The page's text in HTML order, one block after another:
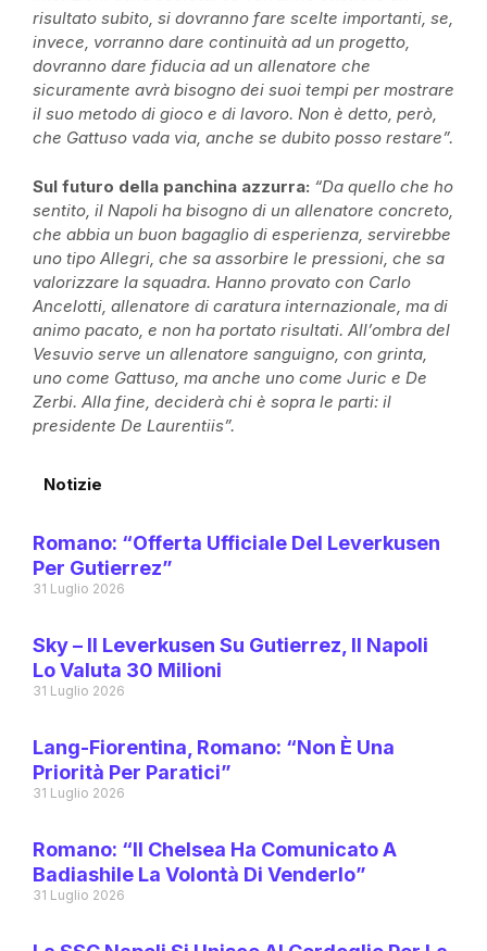
risultato subito, si dovranno fare scelte importanti, se,
invece, vorranno dare continuità ad un progetto,
dovranno dare fiducia ad un allenatore che
sicuramente avrà bisogno dei suoi tempi per mostrare
il suo metodo di gioco e di lavoro. Non è detto, però,
che Gattuso vada via, anche se dubito posso restare”.
Sul futuro della panchina azzurra: “Da quello che ho
sentito, il Napoli ha bisogno di un allenatore concreto,
che abbia un buon bagaglio di esperienza, servirebbe
uno tipo Allegri, che sa assorbire le pressioni, che sa
valorizzare la squadra. Hanno provato con Carlo
Ancelotti, allenatore di caratura internazionale, ma di
animo pacato, e non ha portato risultati. All’ombra del
Vesuvio serve un allenatore sanguigno, con grinta,
uno come Gattuso, ma anche uno come Juric e De
Zerbi. Alla fine, deciderà chi è sopra le parti: il
presidente De Laurentiis”.
Notizie
Romano: “Offerta Ufficiale Del Leverkusen
Per Gutierrez”
31 Luglio 2026
Sky – Il Leverkusen Su Gutierrez, Il Napoli
Lo Valuta 30 Milioni
31 Luglio 2026
Lang-Fiorentina, Romano: “Non È Una
Priorità Per Paratici”
31 Luglio 2026
Romano: “Il Chelsea Ha Comunicato A
Badiashile La Volontà Di Venderlo”
31 Luglio 2026